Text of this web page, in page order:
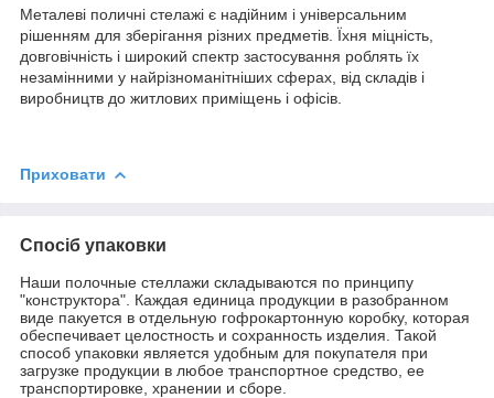
Металеві поличні стелажі є надійним і універсальним
рішенням для зберігання різних предметів. Їхня міцність,
довговічність і широкий спектр застосування роблять їх
незамінними у найрізноманітніших сферах, від складів і
виробництв до житлових приміщень і офісів.
Приховати
Спосіб упаковки
Наши полочные стеллажи складываются по принципу
"конструктора". Каждая единица продукции в разобранном
виде пакуется в отдельную гофрокартонную коробку, которая
обеспечивает целостность и сохранность изделия. Такой
способ упаковки является удобным для покупателя при
загрузке продукции в любое транспортное средство, ее
транспортировке, хранении и сборе.